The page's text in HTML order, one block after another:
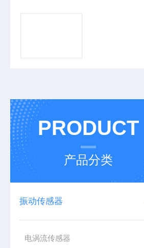
PRODUCT
产品分类
振动传感器
电涡流传感器